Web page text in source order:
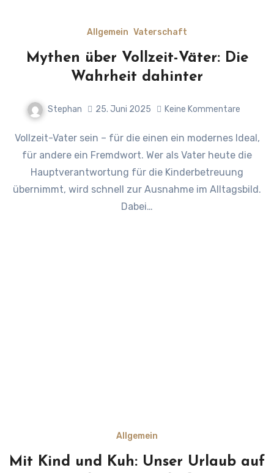
Allgemein Vaterschaft
Mythen über Vollzeit-Väter: Die
Wahrheit dahinter
Stephan 25. Juni 2025 Keine Kommentare
Vollzeit-Vater sein – für die einen ein modernes Ideal,
für andere ein Fremdwort. Wer als Vater heute die
Hauptverantwortung für die Kinderbetreuung
übernimmt, wird schnell zur Ausnahme im Alltagsbild.
Dabei…
Allgemein
Mit Kind und Kuh: Unser Urlaub auf